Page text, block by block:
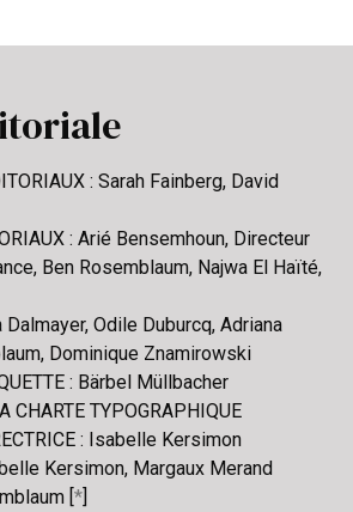
: Sarah Fainberg, David
: Arié Bensemhoun, Directeur
Ben Rosemblaum, Najwa El Haïté,
Dalmayer, Odile Duburcq, Adriana
Dominique Znamirowski
: Bärbel Müllbacher
CHARTE TYPOGRAPHIQUE
: Isabelle Kersimon
Kersimon, Margaux Merand
[*]